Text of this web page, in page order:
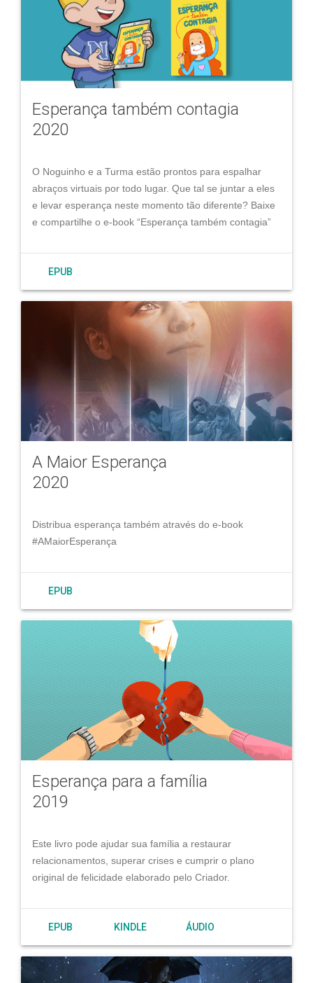
Esperança também contagia
2020
O Noguinho e a Turma estão prontos para espalhar
abraços virtuais por todo lugar. Que tal se juntar a eles
e levar esperança neste momento tão diferente? Baixe
e compartilhe o e-book “Esperança também contagia”
EPUB
A Maior Esperança
2020
Distribua esperança também através do e-book
#AMaiorEsperança
EPUB
Esperança para a família
2019
Este livro pode ajudar sua família a restaurar
relacionamentos, superar crises e cumprir o plano
original de felicidade elaborado pelo Criador.
EPUB KINDLE ÁUDIO